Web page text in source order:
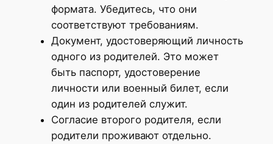
формата. Убедитесь, что они
соответствуют требованиям.
Документ, удостоверяющий личность
одного из родителей. Это может
быть паспорт, удостоверение
личности или военный билет, если
один из родителей служит.
Согласие второго родителя, если
родители проживают отдельно.